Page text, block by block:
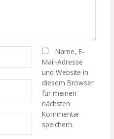
Name, E-
Mail-Adresse
und Website in
diesem Browser
für meinen
nächsten
Kommentar
speichern.